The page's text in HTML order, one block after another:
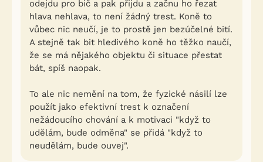
odejdu pro bič a pak přijdu a začnu ho řezat
hlava nehlava, to není žádný trest. Koně to
vůbec nic neučí, je to prostě jen bezúčelné bití.
A stejně tak bit hledivého koně ho těžko naučí,
že se má nějakého objektu či situace přestat
bát, spíš naopak.
To ale nic nemění na tom, že fyzické násilí lze
použít jako efektivní trest k označení
nežádoucího chování a k motivaci "když to
udělám, bude odměna" se přidá "když to
neudělám, bude ouvej".